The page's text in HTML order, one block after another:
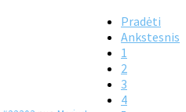
Pradėti
Ankstesnis
1
2
3
4